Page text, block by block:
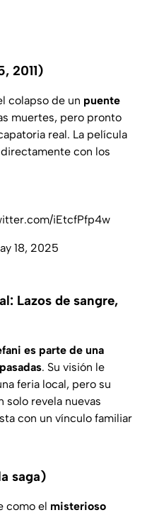
2011)
colapso de un puente
muertes, pero pronto
real. La película
con los
iEtcfPfp4w
18, 2025
Lazos de sangre,
es parte de una
. Su visión le
feria local, pero su
revela nuevas
con un vínculo familiar
saga)
como el misterioso